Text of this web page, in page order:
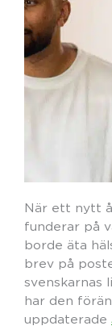
När ett nytt
funderar på
borde äta
brev på
svenskarnas
har den
uppdaterade